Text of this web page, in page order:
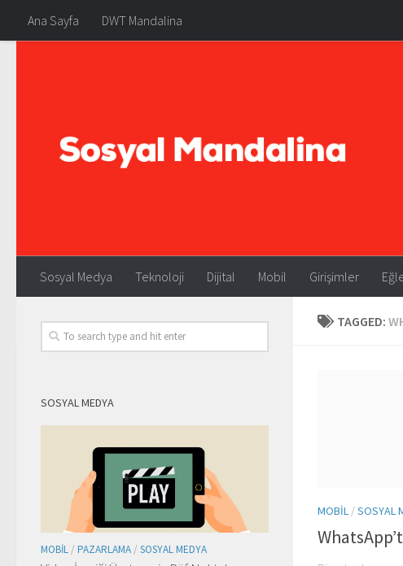
Ana Sayfa DWT Mandalina
Sosyal Medya Teknoloji Dijital Mobil Girişimler
TAGGED:
MOBIL /SOSYAL
SOSYAL MEDYA
MOBIL / PAZARLAMA / SOSYAL MEDYA